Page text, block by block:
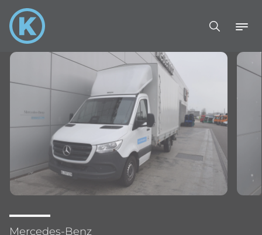
Mercedes-Benz